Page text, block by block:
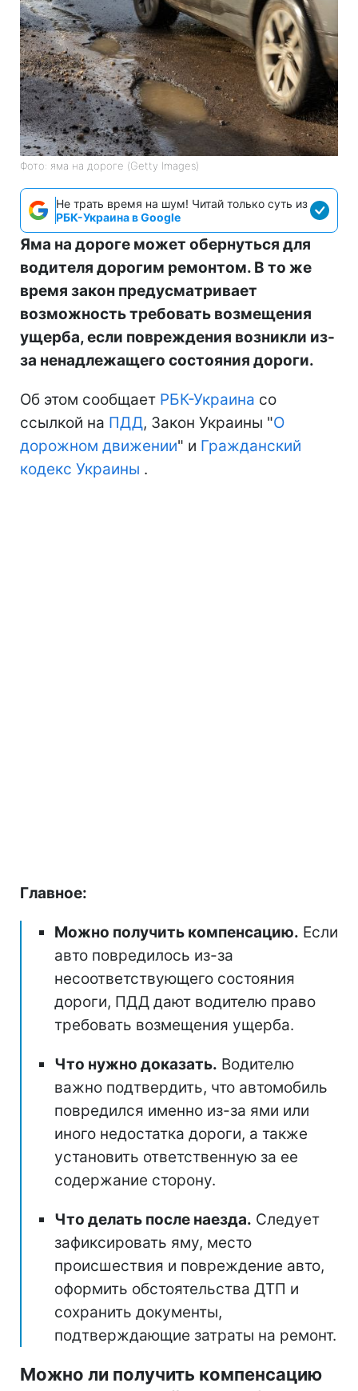
Фото: яма на дороге (Getty Images)
Не трать время на шум! Читай только суть из
РБК-Украина в Google
Яма на дороге может обернуться для
водителя дорогим ремонтом. В то же
время закон предусматривает
возможность требовать возмещения
ущерба, если повреждения возникли из-
за ненадлежащего состояния дороги.
Об этом сообщает РБК-Украина со
ссылкой на ПДД, Закон Украины "О
дорожном движении" и Гражданский
кодекс Украины .
Главное:
Можно получить компенсацию. Если
авто повредилось из-за
несоответствующего состояния
дороги, ПДД дают водителю право
требовать возмещения ущерба.
Что нужно доказать. Водителю
важно подтвердить, что автомобиль
повредился именно из-за ями или
иного недостатка дороги, а также
установить ответственную за ее
содержание сторону.
Что делать после наезда. Следует
зафиксировать яму, место
происшествия и повреждение авто,
оформить обстоятельства ДТП и
сохранить документы,
подтверждающие затраты на ремонт.
Можно ли получить компенсацию